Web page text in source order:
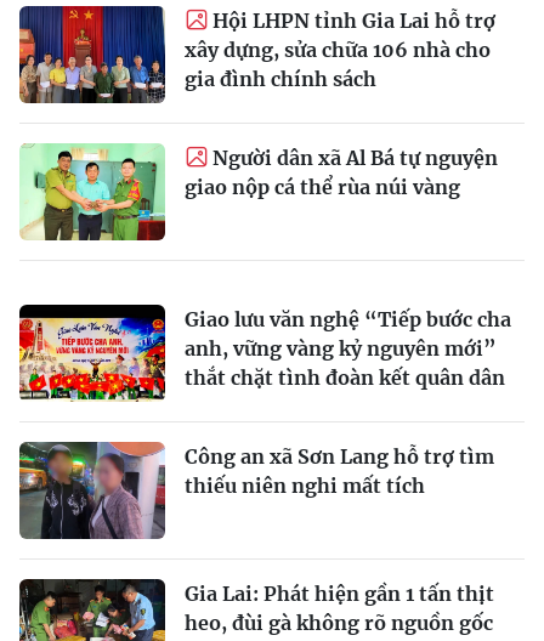
Hội LHPN tỉnh Gia Lai hỗ trợ
xây dựng, sửa chữa 106 nhà cho
gia đình chính sách
Người dân xã Al Bá tự nguyện
giao nộp cá thể rùa núi vàng
Giao lưu văn nghệ “Tiếp bước cha
anh, vững vàng kỷ nguyên mới”
thắt chặt tình đoàn kết quân dân
Công an xã Sơn Lang hỗ trợ tìm
thiếu niên nghi mất tích
Gia Lai: Phát hiện gần 1 tấn thịt
heo, đùi gà không rõ nguồn gốc